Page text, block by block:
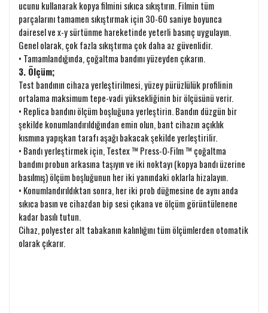
ucunu kullanarak kopya filmini sıkıca sıkıştırın. Filmin tüm
parçalarını tamamen sıkıştırmak için 30-60 saniye boyunca
dairesel ve x-y sürtünme hareketinde yeterli basınç uygulayın.
Genel olarak, çok fazla sıkıştırma çok daha az güvenlidir.
• Tamamlandığında, çoğaltma bandını yüzeyden çıkarın.
3. Ölçüm;
Test bandının cihaza yerleştirilmesi, yüzey pürüzlülük profilinin
ortalama maksimum tepe-vadi yüksekliğinin bir ölçüsünü verir.
• Replica bandını ölçüm boşluğuna yerleştirin. Bandın düzgün bir
şekilde konumlandırıldığından emin olun, bant cihazın açıklık
kısmına yapışkan tarafı aşağı bakacak şekilde yerleştirilir.
• Bandı yerleştirmek için, Testex ™ Press-O-Film ™ çoğaltma
bandını probun arkasına taşıyın ve iki noktayı (kopya bandı üzerine
basılmış) ölçüm boşluğunun her iki yanındaki oklarla hizalayın.
• Konumlandırıldıktan sonra, her iki prob düğmesine de aynı anda
sıkıca basın ve cihazdan bip sesi çıkana ve ölçüm görüntülenene
kadar basılı tutun.
Cihaz, polyester alt tabakanın kalınlığını tüm ölçümlerden otomatik
olarak çıkarır.